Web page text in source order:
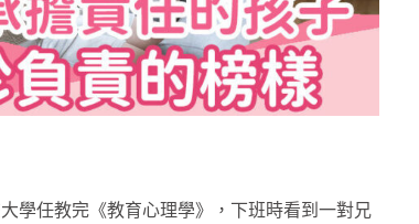
學任教完《教育心理學》，下班時看到一對兄